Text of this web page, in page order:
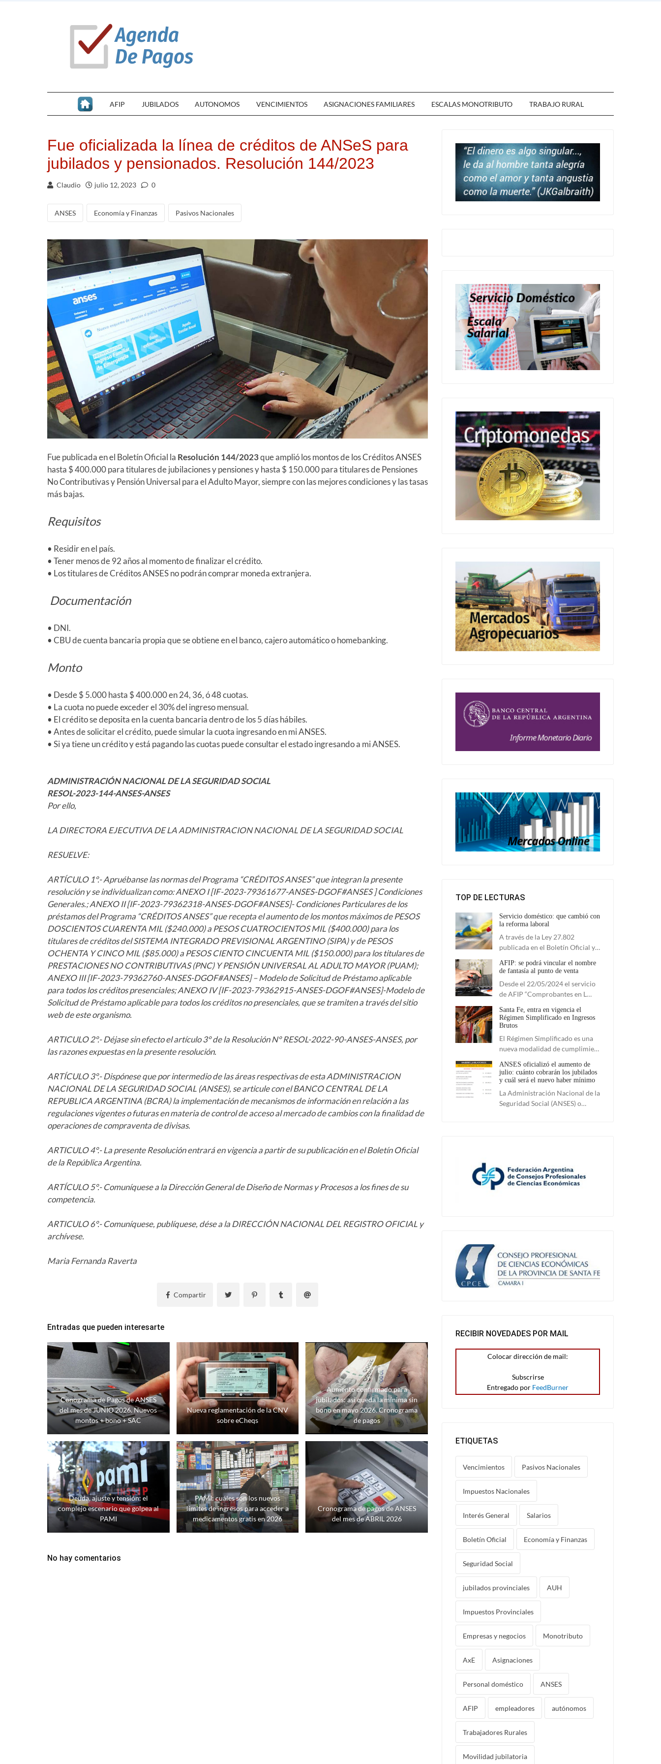
AFIP JUBILADOS AUTONOMOS VENCIMIENTOS ASIGNACIONES FAMILIARES ESCALAS MONOTRIBUTO TRABAJO RURAL
Fue oficializada la línea de créditos de ANSeS para
jubilados y pensionados. Resolución 144/2023
Claudio julio 12, 2023 0
ANSES Economía y Finanzas Pasivos Nacionales
Fue publicada en el Boletín Oficial la Resolución 144/2023que amplió los montos de los Créditos ANSES
hasta $ 400.000 para titulares de jubilaciones y pensiones y hasta $ 150.000 para titulares de Pensiones
No Contributivas y Pensión Universal para el Adulto Mayor, siempre con las mejores condiciones y las tasas
más bajas.
Requisitos
• Residir en el país.
• Tener menos de 92 años al momento de finalizar el crédito.
• Los titulares de Créditos ANSES no podrán comprar moneda extranjera.
Documentación
• DNI.
• CBU de cuenta bancaria propia que se obtiene en el banco, cajero automático o homebanking.
Monto
• Desde $ 5.000 hasta $ 400.000 en 24, 36, ó 48 cuotas.
• La cuota no puede exceder el 30% del ingreso mensual.
• El crédito se deposita en la cuenta bancaria dentro de los 5 días hábiles.
• Antes de solicitar el crédito, puede simular la cuota ingresando en mi ANSES.
• Si ya tiene un crédito y está pagando las cuotas puede consultar el estado ingresando a mi ANSES.
ADMINISTRACIÓN NACIONAL DE LA SEGURIDAD SOCIAL
RESOL-2023-144-ANSES-ANSES
Por ello,
LA DIRECTORA EJECUTIVA DE LA ADMINISTRACION NACIONAL DE LA SEGURIDAD SOCIAL
RESUELVE:
ARTÍCULO 1°.- Apruébanse las normas del Programa “CRÉDITOS ANSES” que integran la presente
resolución y se individualizan como: ANEXO I [IF-2023-79361677-ANSES-DGOF#ANSES ] Condiciones
Generales.; ANEXO II [IF-2023-79362318-ANSES-DGOF#ANSES]- Condiciones Particulares de los
préstamos del Programa “CRÉDITOS ANSES” que recepta el aumento de los montos máximos de PESOS
DOSCIENTOS CUARENTA MIL ($240.000) a PESOS CUATROCIENTOS MIL ($400.000) para los
titulares de créditos del SISTEMA INTEGRADO PREVISIONAL ARGENTINO (SIPA) y de PESOS
OCHENTA Y CINCO MIL ($85.000) a PESOS CIENTO CINCUENTA MIL ($150.000) para los titulares de
PRESTACIONES NO CONTRIBUTIVAS (PNC) Y PENSIÓN UNIVERSAL AL ADULTO MAYOR (PUAM);
ANEXO III [IF-2023-79362760-ANSES-DGOF#ANSES] – Modelo de Solicitud de Préstamo aplicable
para todos los créditos presenciales; ANEXO IV [IF-2023-79362915-ANSES-DGOF#ANSES]-Modelo de
Solicitud de Préstamo aplicable para todos los créditos no presenciales, que se tramiten a través del sitio
web de este organismo.
ARTICULO 2°.- Déjase sin efecto el artículo 3° de la Resolución N° RESOL-2022-90-ANSES-ANSES, por
las razones expuestas en la presente resolución.
ARTÍCULO 3°.- Dispónese que por intermedio de las áreas respectivas de esta ADMINISTRACION
NACIONAL DE LA SEGURIDAD SOCIAL (ANSES), se articule con el BANCO CENTRAL DE LA
REPUBLICA ARGENTINA (BCRA) la implementación de mecanismos de información en relación a las
regulaciones vigentes o futuras en materia de control de acceso al mercado de cambios con la finalidad de
operaciones de compraventa de divisas.
ARTICULO 4°.- La presente Resolución entrará en vigencia a partir de su publicación en el Boletín Oficial
de la República Argentina.
ARTÍCULO 5°.- Comuníquese a la Dirección General de Diseño de Normas y Procesos a los fines de su
competencia.
ARTICULO 6°.- Comuníquese, publíquese, dése a la DIRECCIÓN NACIONAL DEL REGISTRO OFICIAL y
archívese.
Maria Fernanda Raverta
Compartir
Entradas que pueden interesarte
Conograma de Pagos de ANSES
del mes de JUNIO 2026. Nuevos
montos + bono + SAC
Nueva reglamentación de la CNV
sobre eCheqs
Aumento confirmado para
jubilados: así queda la mínima sin
bono en mayo 2026. Cronograma
de pagos
Deuda, ajuste y tensión: el
complejo escenario que golpea al
PAMI
PAMI: cuáles son los nuevos
límites de ingresos para acceder a
medicamentos gratis en 2026
Cronograma de pagos de ANSES
del mes de ABRIL 2026
No hay comentarios
TOP DE LECTURAS
Servicio doméstico: que cambió con
la reforma laboral
A través de la Ley 27.802
publicada en el Boletín Oficial y…
AFIP: se podrá vincular el nombre
de fantasía al punto de venta
Desde el 22/05/2024 el servicio
de AFIP “Comprobantes en L…
Santa Fe, entra en vigencia el
Régimen Simplificado en Ingresos
Brutos
El Régimen Simplificado es una
nueva modalidad de cumplimie…
ANSES oficializó el aumento de
julio: cuánto cobrarán los jubilados
y cuál será el nuevo haber mínimo
La Administración Nacional de la
Seguridad Social (ANSES) o…
RECIBIR NOVEDADES POR MAIL
Colocar dirección de mail:
Entregado por FeedBurner
ETIQUETAS
Vencimientos Pasivos Nacionales
Impuestos Nacionales
Interés General Salarios
Boletín Oficial Economía y Finanzas
Seguridad Social
jubilados provinciales AUH
Impuestos Provinciales
Empresas y negocios Monotributo
AxE Asignaciones
Personal doméstico ANSES
AFIP empleadores autónomos
Trabajadores Rurales
Movilidad jubilatoria